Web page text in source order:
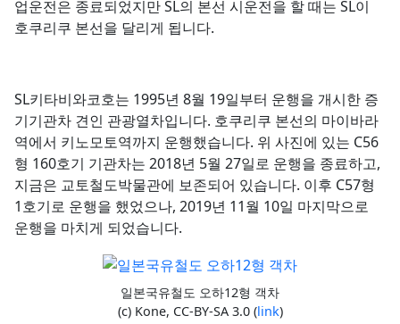
업운전은 종료되었지만 SL의 본선 시운전을 할 때는 SL이
호쿠리쿠 본선을 달리게 됩니다.
SL키타비와코호는 1995년 8월 19일부터 운행을 개시한 증
기기관차 견인 관광열차입니다. 호쿠리쿠 본선의 마이바라
역에서 키노모토역까지 운행했습니다. 위 사진에 있는 C56
형 160호기 기관차는 2018년 5월 27일로 운행을 종료하고,
지금은 교토철도박물관에 보존되어 있습니다. 이후 C57형
1호기로 운행을 했었으나, 2019년 11월 10일 마지막으로
운행을 마치게 되었습니다.
일본국유철도 오하12형 객차
(c) Kone, CC-BY-SA 3.0 (link)